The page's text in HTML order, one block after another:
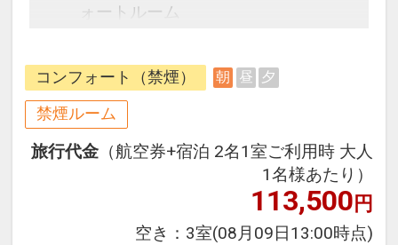
ォートルーム
ーム
ハリウッドツインのゆったりとした
ベッドをご用意しております。
ホテル内には、県内外で活躍するア
ーティストの作品を配置。そしてグ
ルメやマリンアクティビティ、エン
ターテインメントなど文化と体験を
コンフォート（禁煙） 朝 昼 夕
禁煙ルーム
旅行代金 （航空券+宿泊 2名1室ご利用時 大人
1名様あたり）
113,500円
空き： 3室(08月09日13:00時点)